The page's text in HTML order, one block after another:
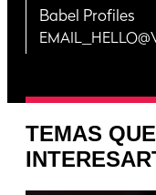
Babel Profiles
TEMAS